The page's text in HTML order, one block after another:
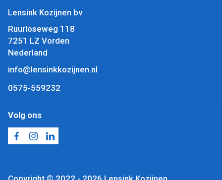
Lensink Kozijnen bv
Ruurloseweg 118
7251 LZ Vorden
Nederland
info@lensinkkozijnen.nl
0575-559232
Volg ons